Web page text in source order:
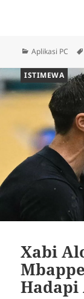
Kategori
Aplikasi PC
Xabi
ISTIMEWA